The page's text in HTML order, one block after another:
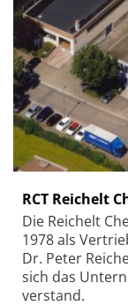
RCT Reichelt
Die Reichelt
1978 als
Dr. Peter
sich das
verstand.